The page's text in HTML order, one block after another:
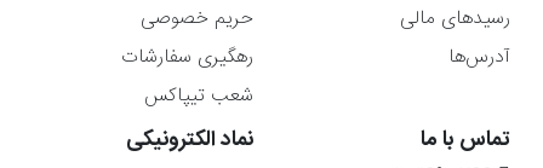
رسیدهای مالی
آدرس‌ها
حریم خصوصی
رهگیری سفارشات
شعب تیپاکس
تماس با ما نماد الکترونیکی